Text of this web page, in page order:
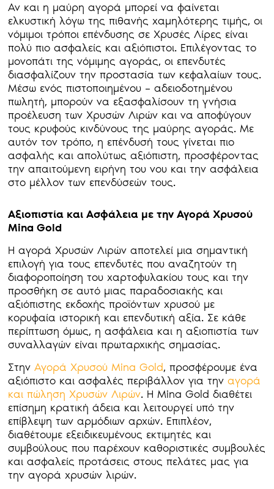
Αν και η μαύρη αγορά μπορεί να φαίνεται
ελκυστική λόγω της πιθανής χαμηλότερης τιμής, οι
νόμιμοι τρόποι επένδυσης σε Χρυσές Λίρες είναι
πολύ πιο ασφαλείς και αξιόπιστοι. Επιλέγοντας το
μονοπάτι της νόμιμης αγοράς, οι επενδυτές
διασφαλίζουν την προστασία των κεφαλαίων τους.
Μέσω ενός πιστοποιημένου – αδειοδοτημένου
πωλητή, μπορούν να εξασφαλίσουν τη γνήσια
προέλευση των Χρυσών Λιρών και να αποφύγουν
τους κρυφούς κινδύνους της μαύρης αγοράς. Με
αυτόν τον τρόπο, η επένδυσή τους γίνεται πιο
ασφαλής και απολύτως αξιόπιστη, προσφέροντας
την απαιτούμενη ειρήνη του νου και την ασφάλεια
στο μέλλον των επενδύσεών τους.
Αξιοπιστία και Ασφάλεια με την Αγορά Χρυσού
Mina Gold
Η αγορά Χρυσών Λιρών αποτελεί μια σημαντική
επιλογή για τους επενδυτές που αναζητούν τη
διαφοροποίηση του χαρτοφυλακίου τους και την
προσθήκη σε αυτό μιας παραδοσιακής και
αξιόπιστης εκδοχής προϊόντων χρυσού με
κορυφαία ιστορική και επενδυτική αξία. Σε κάθε
περίπτωση όμως, η ασφάλεια και η αξιοπιστία των
συναλλαγών είναι πρωταρχικής σημασίας.
ΣτηνΑγορά Χρυσού Mina Gold, προσφέρουμε ένα
αξιόπιστο και ασφαλές περιβάλλον για τηναγορά
και πώληση Χρυσών Λιρών. Η Mina Gold διαθέτει
επίσημη κρατική άδεια και λειτουργεί υπό την
επίβλεψη των αρμόδιων αρχών. Επιπλέον,
διαθέτουμε εξειδικευμένους εκτιμητές και
συμβούλους που παρέχουν καθοριστικές συμβουλές
και ασφαλείς προτάσεις στους πελάτες μας για
την αγορά χρυσών λιρών.